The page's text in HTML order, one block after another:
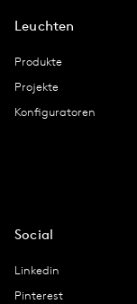
Leuchten
Produkte
Projekte
Konfiguratoren
Social
Linkedin
Pinterest